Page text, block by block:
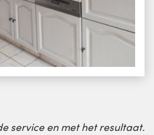
service en met het resultaat.